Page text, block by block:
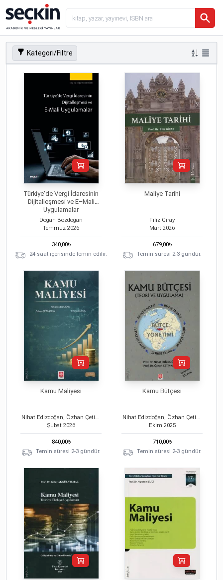
Kategori/Filtre
Türkiye'de Vergi İdaresinin
Dijitalleşmesi ve E–Mali
Uygulamalar
Doğan Bozdoğan
Temmuz 2026
340,00₺
24 saat içerisinde temin edilir.
Maliye Tarihi
Filiz Giray
Mart 2026
679,00₺
Temin süresi 2-3 gündür.
Kamu Maliyesi
Nihat Edizdoğan, Özhan Çetinkaya, Erhan Gümüş
Şubat 2026
840,00₺
Temin süresi 2-3 gündür.
Kamu Bütçesi
Nihat Edizdoğan, Özhan Çetinkaya
Ekim 2025
710,00₺
Temin süresi 2-3 gündür.